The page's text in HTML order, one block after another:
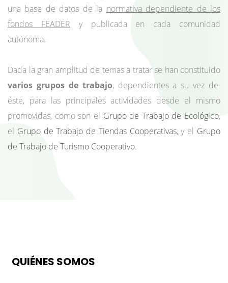
una base de datos de la normativa dependiente de los
fondos FEADER y publicada en cada comunidad
autónoma.
Dada la gran amplitud de temas a tratar se han constituido
varios grupos de trabajo, dependientes a su vez de
éste, para las principales actividades desde el mismo
promovidas, como son el Grupo de Trabajo de Ecológico,
el Grupo deTrabajo de Tiendas Cooperativas, y el Grupo
de Trabajo de Turismo Cooperativo.
QUIÉNES SOMOS